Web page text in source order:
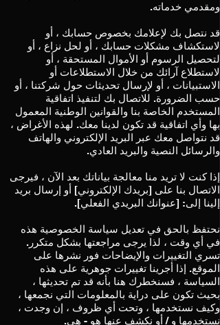
ومقدمي خدماته.
قد نتصل بك لإعلامك بخصوص حسابك ، أو
لاستكشاف مشكلات حسابك ، أو لحل نزاع ، أو
لتحصيل الرسوم أو الأموال المستحقة ، أو
لاستطلاع آرائك من خلال الاستطلاعات أو
الاستبيانات ، أو لإرسال تحديثات حول شركتنا ، أو
حسب الضرورة. للاتصال بك لتنفيذ اتفاقية
المستخدم الخاصة بنا والقوانين الوطنية المعمول
بها وأي اتفاقية قد تكون لدينا معك. لهذه الأغراض ،
قد نتواصل معك عبر البريد الإلكتروني والهاتف
والرسائل النصية والبريد العادي.
إذا كنت لا تريد منا معالجة بياناتك بعد الآن ، فيرجى
الاتصال بنا على [بريدك الإلكتروني] أو إرسال بريد
إلينا إلى: [عنوانك البريدي الفعلي].
نحتفظ بالحق في تعديل سياسة الخصوصية هذه
في أي وقت ، لذا يرجى مراجعتها بشكل متكرر.
تسري التغييرات والإيضاحات فور نشرها على
الموقع. إذا أجرينا تغييرات جوهرية على هذه
السياسة ، فسنخطرك هنا بأنه قد تم تحديثها ،
بحيث تكون على دراية بالمعلومات التي نجمعها ،
وكيف نستخدمها ، وتحت أي ظروف ، إن وجدت ،
نستخدمها و / أو نكشف عنها هو - هي.